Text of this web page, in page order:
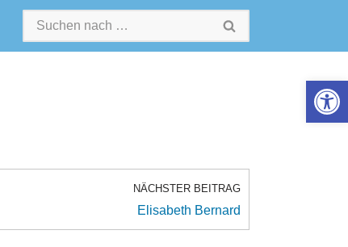
NÄCHSTER BEITRAG
Elisabeth Bernard